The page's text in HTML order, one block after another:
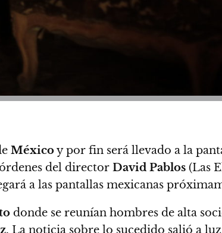
Méxicoy por fin será llevado a la
del director David Pablos (Las
a las pantallas mexicanas
donde se reunían hombres de alta
. La noticia sobre lo sucedido salió a